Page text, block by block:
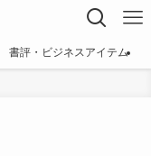
書評・ビジネスアイテム